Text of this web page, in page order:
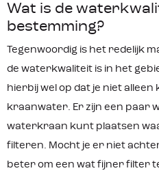
Wat is de
bestemming?
Tegenwoordig is het redelijk
de waterkwaliteit is in het
hierbij wel op dat je niet
kraanwater. Er zijn een paar
waterkraan kunt plaatsen
filteren. Mocht je er niet
beter om een wat fijner filter